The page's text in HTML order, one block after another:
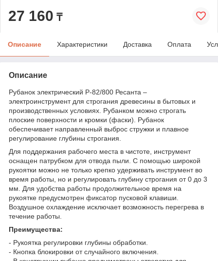
27 160 ₸
Описание Характеристики Доставка Оплата
Описание
Рубанок электрический Р-82/800 Ресанта –
электроинструмент для строгания древесины в бытовых и
производственных условиях. Рубанком можно строгать
плоские поверхности и кромки (фаски). Рубанок
обеспечивает направленный выброс стружки и плавное
регулирование глубины строгания.
Для поддержания рабочего места в чистоте, инструмент
оснащен патрубком для отвода пыли. С помощью широкой
рукоятки можно не только крепко удерживать инструмент во
время работы, но и регулировать глубину строгания от 0 до 3
мм. Для удобства работы продолжительное время на
рукоятке предусмотрен фиксатор пусковой клавиши.
Воздушное охлаждение исключает возможность перегрева в
течение работы.
Преимущества:
- Рукоятка регулировки глубины обработки.
- Кнопка блокировки от случайного включения.